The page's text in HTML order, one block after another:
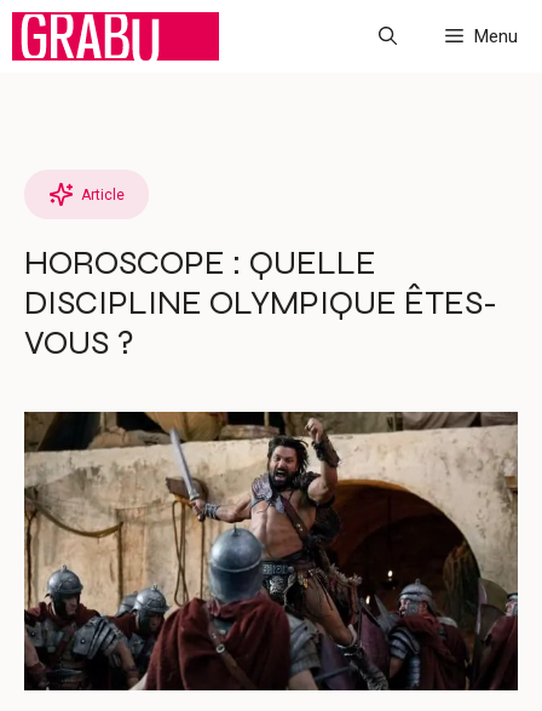
Aller
Menu
Article
HOROSCOPE : QUELLE
DISCIPLINE OLYMPIQUE ÊTES-
VOUS ?